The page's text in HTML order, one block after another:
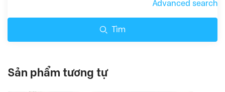
Advanced search
Tìm
Sản phẩm tương tự